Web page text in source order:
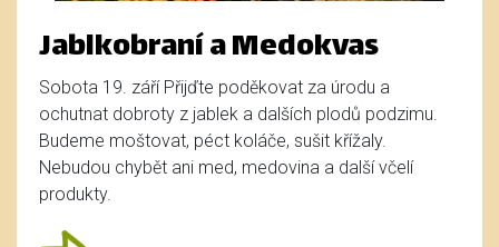
Jablkobraní a Medokvas
Sobota 19. září Přijďte poděkovat za úrodu a
ochutnat dobroty z jablek a dalších plodů podzimu.
Budeme moštovat, péct koláče, sušit křížaly.
Nebudou chybět ani med, medovina a další včelí
produkty.